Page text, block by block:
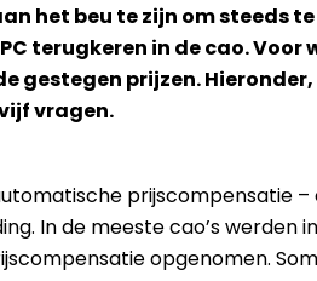
het beu te zijn om steeds
terugkeren in de cao. Voor
gestegen prijzen.
vragen.
prijscompensatie –
In de meeste cao’s werden
opgenomen.